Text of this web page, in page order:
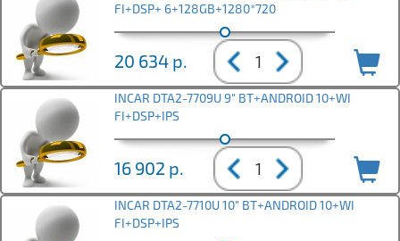
FI+DSP+ 6+128GB+1280*720
20 634 р.
INCAR DTA2-7709U 9" BT+ANDROID 10+WI
FI+DSP+IPS
16 902 р.
INCAR DTA2-7710U 10" BT+ANDROID 10+WI
FI+DSP+IPS